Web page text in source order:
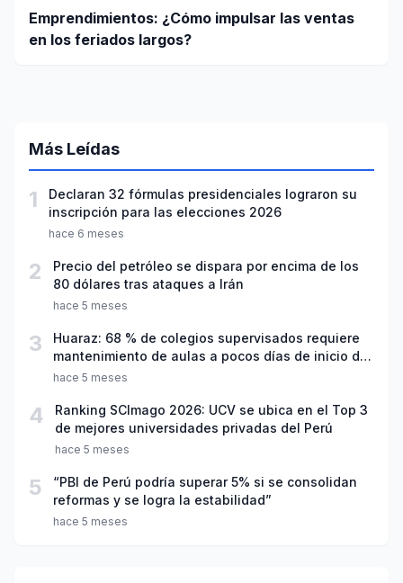
Emprendimientos: ¿Cómo impulsar las ventas
en los feriados largos?
Más Leídas
1
Declaran 32 fórmulas presidenciales lograron su
inscripción para las elecciones 2026
hace 6 meses
2
Precio del petróleo se dispara por encima de los
80 dólares tras ataques a Irán
hace 5 meses
3
Huaraz: 68 % de colegios supervisados requiere
mantenimiento de aulas a pocos días de inicio del
año escolar 2026
hace 5 meses
4
Ranking SCImago 2026: UCV se ubica en el Top 3
de mejores universidades privadas del Perú
hace 5 meses
5
“PBI de Perú podría superar 5% si se consolidan
reformas y se logra la estabilidad”
hace 5 meses